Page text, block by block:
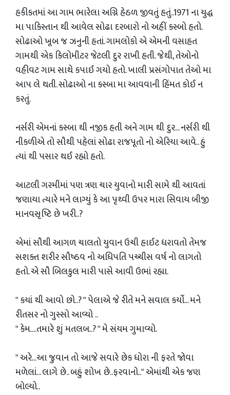
હકીકતમાં આ ગામ ભારેલા અગ્નિ હેઠળ જીવતું હતું..1971 ના યુદ્ધ
મા પાકિસ્તાન થી આવેલ સોઢા દરબારો નો અહીં કસ્બો હતો.
સોઢાઓ ખૂબ જ ઝનુની હતાં. ગામલોકો એ એમની વસાહત
ગામથી એક કિલોમીટર જેટલી દુર રાખી હતી. જેથી, તેઓનો
વહીવટ ગામ સાથે કપાઈ ગયો હતો. ખાલી પ્રસંગોપાત તેઓ મા
આપ લે થતી. સોઢાઓ ના કસ્બા મા આવવાની હિંમત કોઈ ન
કરતું.
નર્સરી એમનાં કસ્બા થી નજીક હતી અને ગામ થી દુર... નર્સરી થી
નીકળીએ તો સૌથી પહેલાં સોઢા રાજપૂતો નો એરિયા આવે.. હું
ત્યાં થી પસાર થઈ રહ્યો હતો.
આટલી ગરમીમાં પણ ત્રણ ચાર યુવાનો મારી સામે થી આવતાં
જણાયા ત્યારે મને લાગ્યું કે આ પૃથ્વી ઉપર મારા સિવાય બીજી
માનવસૃષ્ટિ છે ખરી..?
એમાં સૌથી આગળ ચાલતો યુવાન ઉચી હાઈટ ધરાવતો તેમજ
સશક્ત શરીર સૌષ્ઠવ નો અધિપતિ પચ્ચીસ વર્ષ નો લાગતો
હતો. એ સૌ બિલકુલ મારી પાસે આવી ઉભાં રહ્યા.
" કયાં થી આવો છો..? " પેલાએ જે રીતે મને સવાલ કર્યો... મને
રીતસર નો ગુસ્સો આવ્યો ..
" કેમ....તમારે શું મતલબ..? " મે સંયમ ગુમાવ્યો.
" અરે...આ જુવાન તો આજે સવારે છેક ધોરા ની ફરતે જોવા
મળેલાં... લાગે છે.. બહું શોખ છે..ફરવાનો.." એમાંથી એક જણ
બોલ્યો..